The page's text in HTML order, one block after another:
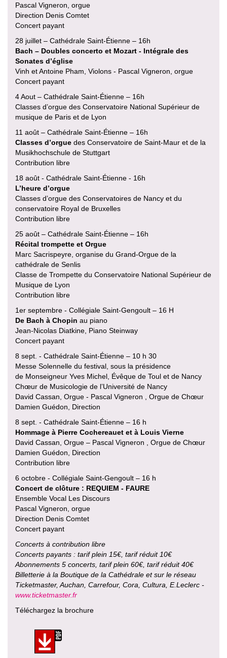
Pascal Vigneron, orgue
Direction Denis Comtet
Concert payant
28 juillet – Cathédrale Saint-Étienne – 16h
Bach – Doubles concerto et Mozart - Intégrale des
Sonates d’église
Vinh et Antoine Pham, Violons - Pascal Vigneron, orgue
Concert payant
4 Aout – Cathédrale Saint-Étienne – 16h
Classes d’orgue des Conservatoire National Supérieur de
musique de Paris et de Lyon
11 août – Cathédrale Saint-Étienne – 16h
Classes d’orgue des Conservatoire de Saint-Maur et de la
Musikhochschule de Stuttgart
Contribution libre
18 août - Cathédrale Saint-Étienne - 16h
L’heure d’orgue
Classes d’orgue des Conservatoires de Nancy et du
conservatoire Royal de Bruxelles
Contribution libre
25 août – Cathédrale Saint-Étienne – 16h
Récital trompette et Orgue
Marc Sacrispeyre, organise du Grand-Orgue de la
cathédrale de Senlis
Classe de Trompette du Conservatoire National Supérieur de
Musique de Lyon
Contribution libre
1er septembre - Collégiale Saint-Gengoult – 16 H
De Bach à Chopin au piano
Jean-Nicolas Diatkine, Piano Steinway
Concert payant
8 sept. - Cathédrale Saint-Étienne – 10 h 30
Messe Solennelle du festival, sous la présidence
de Monseigneur Yves Michel, Évêque de Toul et de Nancy
Chœur de Musicologie de l’Université de Nancy
David Cassan, Orgue - Pascal Vigneron , Orgue de Chœur
Damien Guédon, Direction
8 sept. - Cathédrale Saint-Étienne – 16 h
Hommage à Pierre Cochereauet et à Louis Vierne
David Cassan, Orgue – Pascal Vigneron , Orgue de Chœur
Damien Guédon, Direction
Contribution libre
6 octobre - Collégiale Saint-Gengoult – 16 h
Concert de clôture : REQUIEM - FAURE
Ensemble Vocal Les Discours
Pascal Vigneron, orgue
Direction Denis Comtet
Concert payant
Concerts à contribution libre
Concerts payants : tarif plein 15€, tarif réduit 10€
Abonnements 5 concerts, tarif plein 60€, tarif réduit 40€
Billetterie à la Boutique de la Cathédrale et sur le réseau
Ticketmaster, Auchan, Carrefour, Cora, Cultura, E.Leclerc -
www.ticketmaster.fr
Téléchargez la brochure